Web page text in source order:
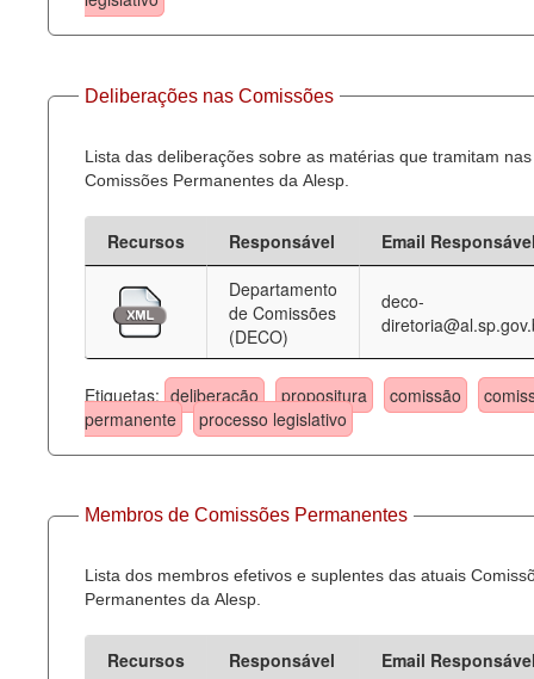
Deliberações nas Comissões
Lista das deliberações sobre as matérias que tramitam nas
Comissões Permanentes da Alesp.
Recursos Responsável
Email
Departamento
de Comissões
(DECO)
deco-
Etiquetas: deliberação propositura comissão
permanente
processo legislativo
Membros de Comissões Permanentes
Lista dos membros efetivos e suplentes das atuais
Permanentes da Alesp.
Recursos Responsável
Email